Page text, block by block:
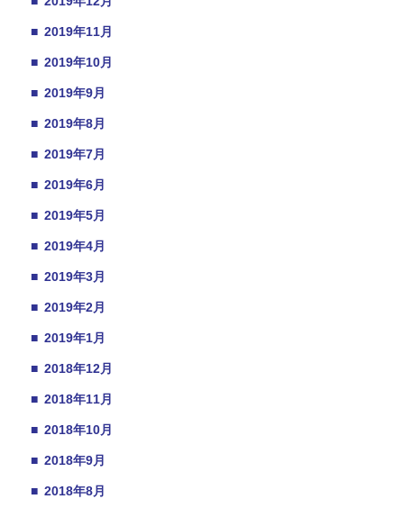
■ 2019年11月
■ 2019年10月
■ 2019年9月
■ 2019年8月
■ 2019年7月
■ 2019年6月
■ 2019年5月
■ 2019年4月
■ 2019年3月
■ 2019年2月
■ 2019年1月
■ 2018年12月
■ 2018年11月
■ 2018年10月
■ 2018年9月
■ 2018年8月